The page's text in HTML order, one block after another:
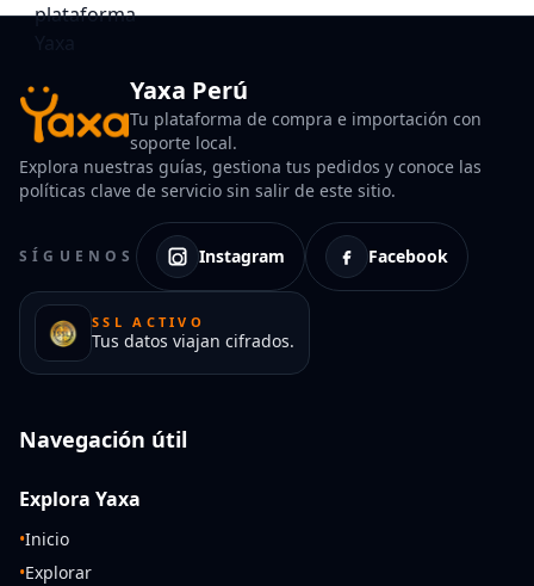
Yaxa Perú
Tu plataforma de compra e importación con
soporte local.
Explora nuestras guías, gestiona tus pedidos y conoce las
políticas clave de servicio sin salir de este sitio.
SÍGUENOS Instagram Facebook
SSL ACTIVO
Tus datos viajan cifrados.
Navegación útil
Explora Yaxa
•Inicio
•Explorar